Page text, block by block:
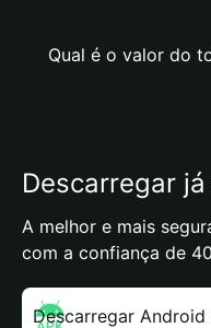
Qual é o valor do
Descarregar
A melhor e mais
com a confiança de
Descarregar Android